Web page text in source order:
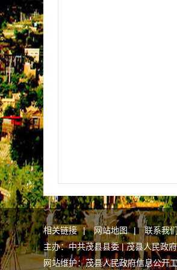
相关链接 | 网站地图 |
联系我们
主办：中共茂县县委 | 茂县人民
网站维护：茂县人民政府信息公